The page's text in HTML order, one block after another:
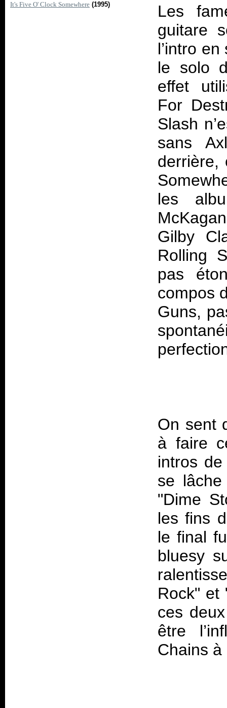
It's Five O' Clock Somewhere (1995)
Les
guitare
l’intro
le solo
effet
For
Slash
sans
les
Gilby
Rolling
pas
compos
Guns,
On sent
à faire
intros
se lâche
"Dime
les fins
le final
bluesy
Rock" et
ces
être